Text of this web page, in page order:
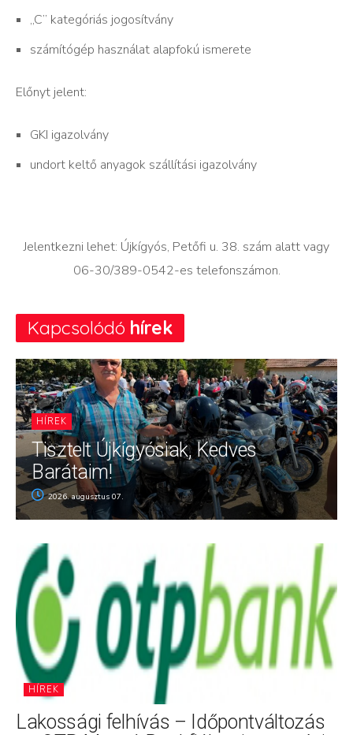
„C” kategóriás jogosítvány
számítógép használat alapfokú ismerete
Előnyt jelent:
GKI igazolvány
undort keltő anyagok szállítási igazolvány
Jelentkezni lehet: Újkígyós, Petőfi u. 38. szám alatt vagy
06-30/389-0542-es telefonszámon.
Kapcsolódó hírek
HÍREK
Tisztelt Újkígyósiak, Kedves
Barátaim!
2026. augusztus 07.
HÍREK
Lakossági felhívás – Időpontváltozás